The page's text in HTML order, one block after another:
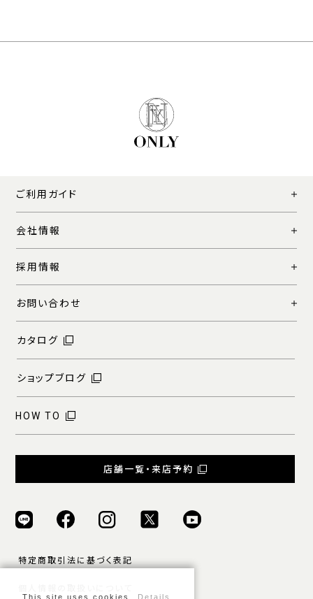
ご利用ガイド
会社情報
採用情報
お問い合わせ
カタログ
ショップブログ
HOW TO
店舗一覧・来店予約
特定商取引法に基づく表記
This site uses cookies. Details